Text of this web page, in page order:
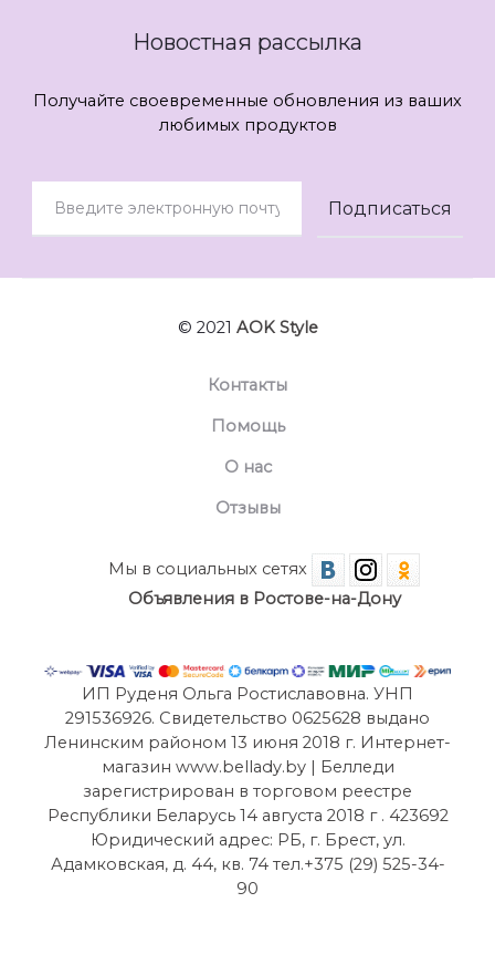
Новостная рассылка
Получайте своевременные обновления из ваших
любимых продуктов
© 2021 AOK Style
Контакты
Помощь
О нас
Отзывы
Мы в социальных сетях
Объявления в Ростове-на-Дону
ИП Руденя Ольга Ростиславовна. УНП
291536926. Свидетельство 0625628 выдано
Ленинским районом 13 июня 2018 г. Интернет-
магазин www.bellady.by | Белледи
зарегистрирован в торговом реестре
Республики Беларусь 14 августа 2018 г . 423692
Юридический адрес: РБ, г. Брест, ул.
Адамковская, д. 44, кв. 74 тел.+375 (29) 525-34-
90